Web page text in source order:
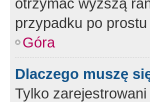
przypadku po
Góra
Dlaczego muszę
Tylko